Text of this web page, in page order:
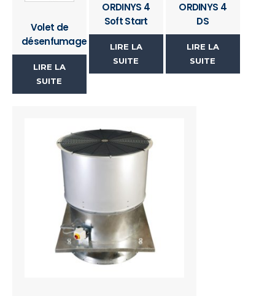
Volet de
désenfumage
LIRE LA
SUITE
ORDINYS 4
Soft Start
LIRE LA
SUITE
ORDINYS 4
DS
LIRE LA
SUITE